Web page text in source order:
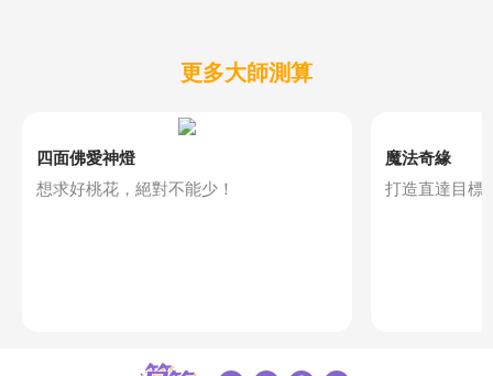
更多大師測算
四面佛愛神燈
想求好桃花，絕對不能少！
魔法奇緣
打造直達目標